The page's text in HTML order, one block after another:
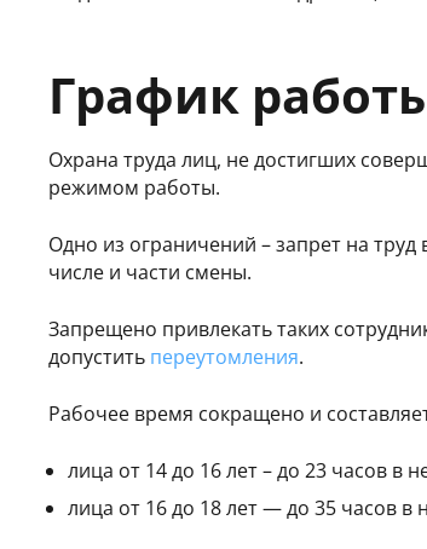
График
Охрана труда лиц, не достигших
режимом работы.
Одно из ограничений – запрет на труд
числе и части смены.
Запрещено привлекать таких
допустить переутомления.
Рабочее время сокращено и
лица от 14 до 16 лет – до 23 часов в
лица от 16 до 18 лет — до 35 часов в